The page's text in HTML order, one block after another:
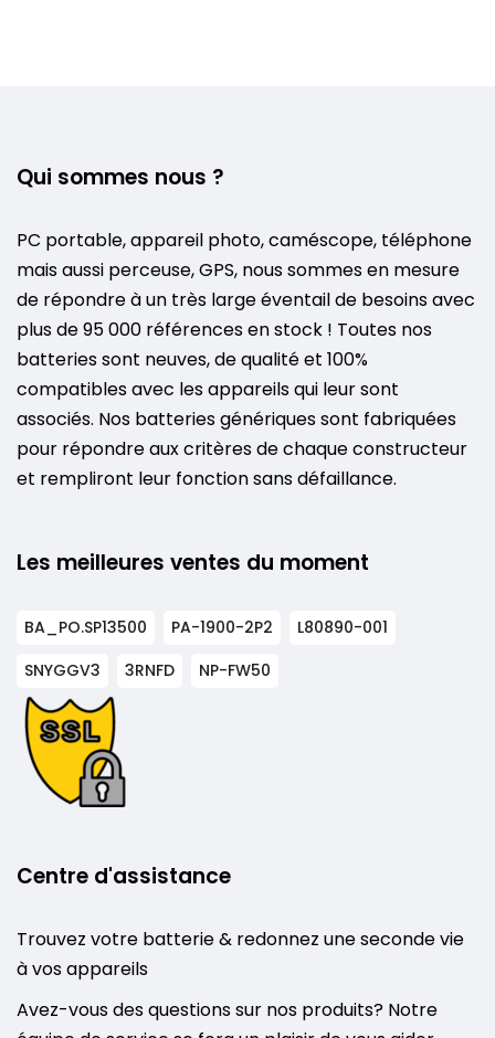
Qui sommes nous ?
PC portable, appareil photo, caméscope, téléphone
mais aussi perceuse, GPS, nous sommes en mesure
de répondre à un très large éventail de besoins avec
plus de 95 000 références en stock ! Toutes nos
batteries sont neuves, de qualité et 100%
compatibles avec les appareils qui leur sont
associés. Nos batteries génériques sont fabriquées
pour répondre aux critères de chaque constructeur
et rempliront leur fonction sans défaillance.
Les meilleures ventes du moment
BA_PO.SP13500 PA-1900-2P2
L80890-001
SNYGGV3
3RNFD NP-FW50
Centre d'assistance
Trouvez votre batterie & redonnez une seconde vie
à vos appareils
Avez-vous des questions sur nos produits? Notre